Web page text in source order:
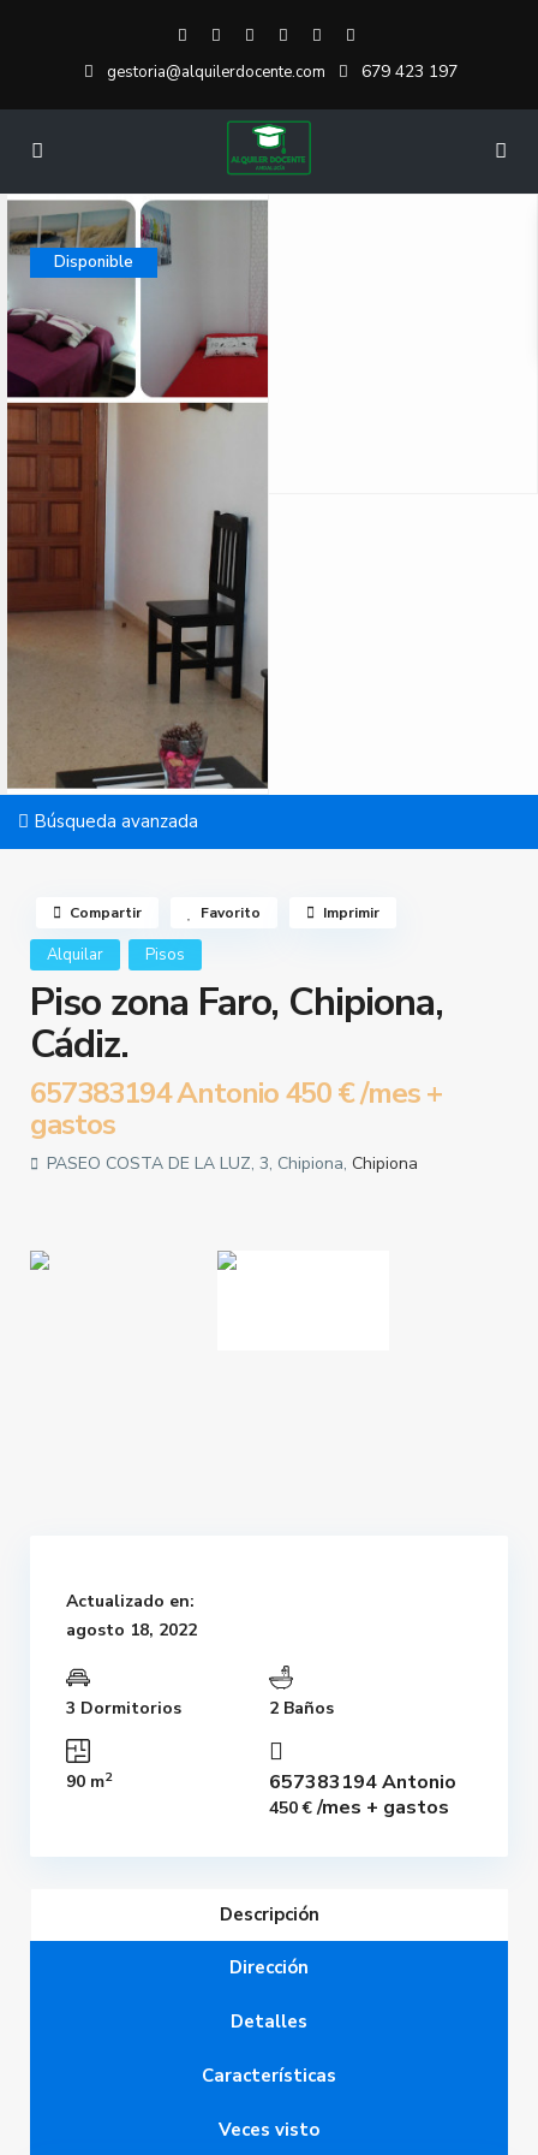
gestoria@alquilerdocente.com 679 423 197
Disponible
Búsqueda avanzada
Alquilar Pisos
Piso zona Faro, Chipiona,
Cádiz.
657383194 Antonio450 €/mes +
gastos
PASEO COSTA DE LA LUZ, 3, Chipiona, Chipiona
Compartir Favorito Imprimir
Actualizado en:
agosto 18, 2022
3 Dormitorios 2 Baños
90 m2 657383194 Antonio
450 €/mes + gastos
Descripción
Dirección
Detalles
Características
Veces visto